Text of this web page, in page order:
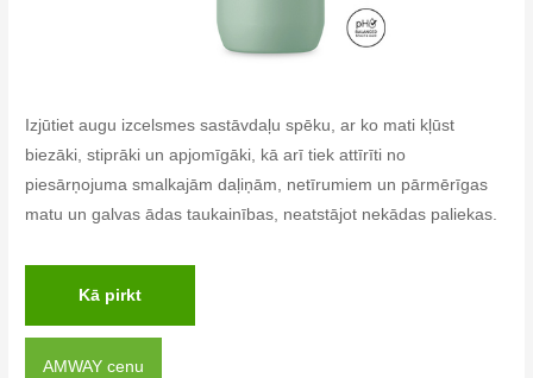
Izjūtiet augu izcelsmes sastāvdaļu spēku, ar ko mati kļūst
biezāki, stiprāki un apjomīgāki, kā arī tiek attīrīti no
piesārņojuma smalkajām daļiņām, netīrumiem un pārmērīgas
matu un galvas ādas taukainības, neatstājot nekādas paliekas.
Kā pirkt
AMWAY cenu